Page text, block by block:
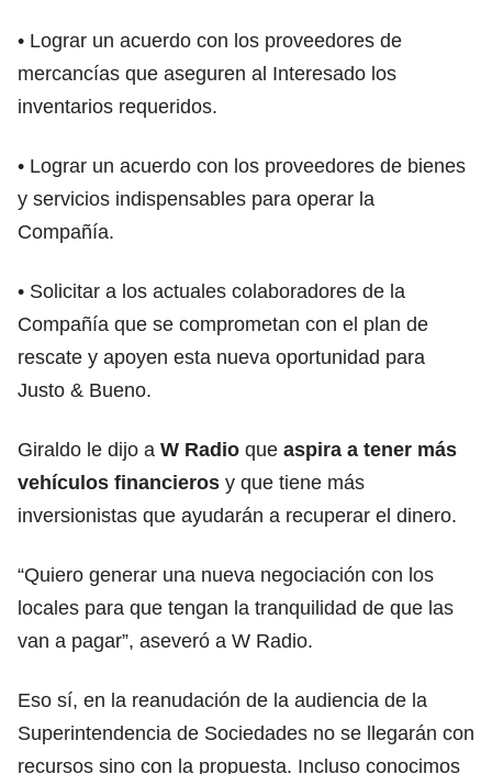
• Lograr un acuerdo con los proveedores de
mercancías que aseguren al Interesado los
inventarios requeridos.
• Lograr un acuerdo con los proveedores de bienes
y servicios indispensables para operar la
Compañía.
• Solicitar a los actuales colaboradores de la
Compañía que se comprometan con el plan de
rescate y apoyen esta nueva oportunidad para
Justo & Bueno.
Giraldo le dijo a W Radio que aspira a tener más
vehículos financieros y que tiene más
inversionistas que ayudarán a recuperar el dinero.
“Quiero generar una nueva negociación con los
locales para que tengan la tranquilidad de que las
van a pagar”, aseveró a W Radio.
Eso sí, en la reanudación de la audiencia de la
Superintendencia de Sociedades no se llegarán con
recursos sino con la propuesta. Incluso conocimos